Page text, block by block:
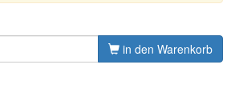
in den Warenkorb